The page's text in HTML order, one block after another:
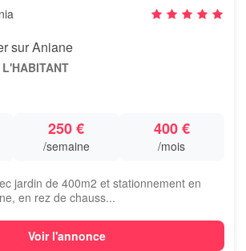
sur Aniane
250 €
/semaine
400 €
/mois
jardin de 400m2 et stationnement en
en rez de chauss...
Voir l'annonce